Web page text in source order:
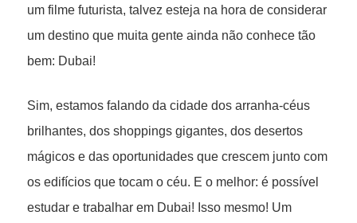
um filme futurista, talvez esteja na hora de considerar
um destino que muita gente ainda não conhece tão
bem: Dubai!
Sim, estamos falando da cidade dos arranha-céus
brilhantes, dos shoppings gigantes, dos desertos
mágicos e das oportunidades que crescem junto com
os edifícios que tocam o céu. E o melhor: é possível
estudar e trabalhar em Dubai! Isso mesmo! Um